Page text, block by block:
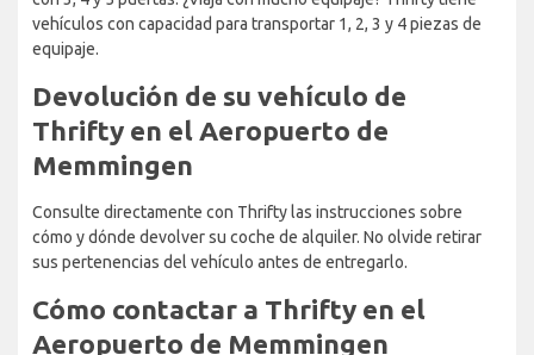
vehículos con capacidad para transportar 1, 2, 3 y 4 piezas de
equipaje.
Devolución de su vehículo de
Thrifty en el Aeropuerto de
Memmingen
Consulte directamente con Thrifty las instrucciones sobre
cómo y dónde devolver su coche de alquiler. No olvide retirar
sus pertenencias del vehículo antes de entregarlo.
Cómo contactar a Thrifty en el
Aeropuerto de Memmingen